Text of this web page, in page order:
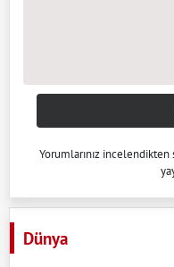
Yorumlarınız incelendikten
Dünya